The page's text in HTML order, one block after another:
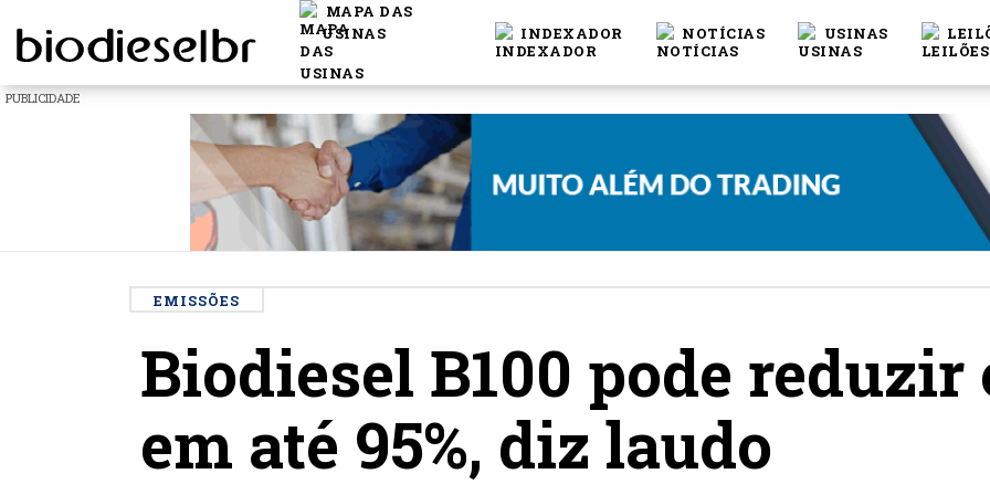
MAPA DAS
USINAS
INDEXADOR NOTÍCIAS USINAS
PUBLICIDADE
EMISSÕES
Biodiesel B100 pode reduzir
em até 95%, diz laudo